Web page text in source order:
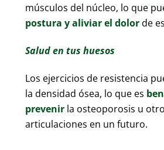
músculos del núcleo, lo que
postura y aliviar el dolorde
Salud en tus huesos
Los ejercicios de resistencia
la densidad ósea, lo que es
prevenirla osteoporosis u
articulaciones en un futuro.